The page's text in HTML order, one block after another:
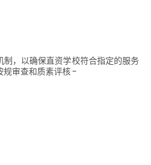
，以确保直资学校符合指定的服务
规审查和质素评核 -